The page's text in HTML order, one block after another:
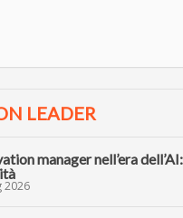
LEADER
manager nell’era
2026